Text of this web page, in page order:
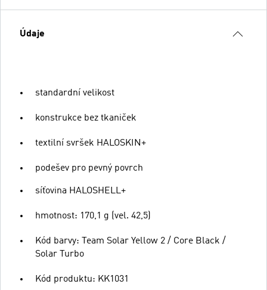
Údaje
standardní velikost
konstrukce bez tkaniček
textilní svršek HALOSKIN+
podešev pro pevný povrch
síťovina HALOSHELL+
hmotnost: 170,1 g (vel. 42,5)
Kód barvy: Team Solar Yellow 2 / Core Black /
Solar Turbo
Kód produktu: KK1031